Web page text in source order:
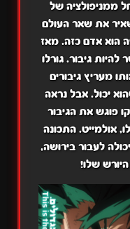
ממניפולציה של
את שאר העולם
הוא אדם כזה. מאז
גיבור. גורלו
מעריץ גיבורים
יכול. אבל נראה
פוגש את הגיבור
אולמייט. התכונה
לעבור בירושה,
היורש שלו!